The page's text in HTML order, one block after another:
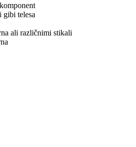
gibi telesa
ali različnimi stikali